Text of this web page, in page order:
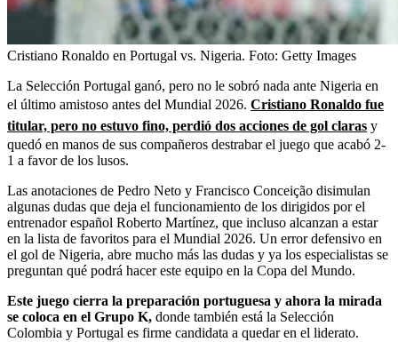
Cristiano Ronaldo en Portugal vs. Nigeria. Foto: Getty Images
La Selección Portugal ganó, pero no le sobró nada ante Nigeria en
el último amistoso antes del Mundial 2026. Cristiano Ronaldo fue
titular, pero no estuvo fino, perdió dos acciones de gol claras y
quedó en manos de sus compañeros destrabar el juego que acabó 2-
1 a favor de los lusos.
Las anotaciones de Pedro Neto y Francisco Conceição disimulan
algunas dudas que deja el funcionamiento de los dirigidos por el
entrenador español Roberto Martínez, que incluso alcanzan a estar
en la lista de favoritos para el Mundial 2026. Un error defensivo en
el gol de Nigeria, abre mucho más las dudas y ya los especialistas se
preguntan qué podrá hacer este equipo en la Copa del Mundo.
Este juego cierra la preparación portuguesa y ahora la mirada
se coloca en el Grupo K, donde también está la Selección
Colombia y Portugal es firme candidata a quedar en el liderato.